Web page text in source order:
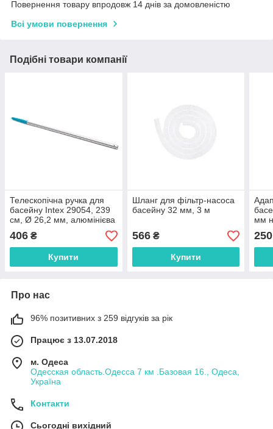
Повернення товару впродовж 14 днів за домовленістю
Всі умови повернення
Подібні товари компанії
Телескопічна ручка для
басейну Intex 29054, 239
см, Ø 26,2 мм, алюмінієва
406 ₴
Купити
Шланг для фільтр-насоса
басейну 32 мм, 3 м
566₴
Купити
мм
250
Про нас
96% позитивних з 259 відгуків за рік
Працює з 13.07.2018
м. Одеса
Одесская область.Одесса 7 км .Базовая 16., Одеса,
Україна
Контакти
Сьогодні вихідний